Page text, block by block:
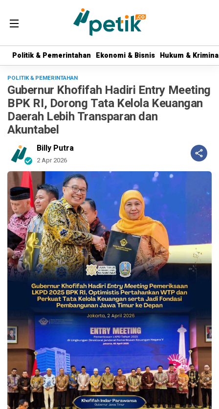
Politik & Pemerintahan Ekonomi & Bisnis Hukum &
Politik & Pemerintahan Ekonomi & Bisnis Hukum &
POLITIK & PEMERINTAHAN
Gubernur Khofifah Hadiri Entry Meeting
BPK RI, Dorong Tata Kelola Keuangan
Daerah Lebih Transparan dan
Akuntabel
Billy Putra
2 Apr 2026